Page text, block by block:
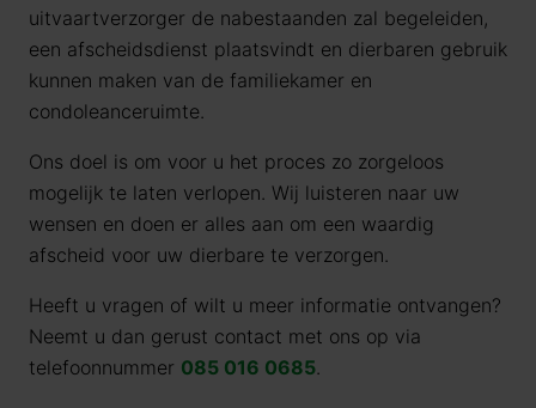
uitvaartverzorger de nabestaanden zal begeleiden,
een afscheidsdienst plaatsvindt en dierbaren gebruik
kunnen maken van de familiekamer en
condoleanceruimte.
Ons doel is om voor u het proces zo zorgeloos
mogelijk te laten verlopen. Wij luisteren naar uw
wensen en doen er alles aan om een waardig
afscheid voor uw dierbare te verzorgen.
Heeft u vragen of wilt u meer informatie ontvangen?
Neemt u dan gerust contact met ons op via
telefoonnummer 085 016 0685.